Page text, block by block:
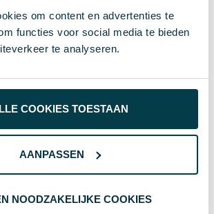
om content en advertenties te
functies voor social media te bieden
te analyseren.
COOKIES TOESTAAN
AANPASSEN
NOODZAKELIJKE COOKIES
25×54×31 mm
Bamboe, Gerecycled ABS
bekijken